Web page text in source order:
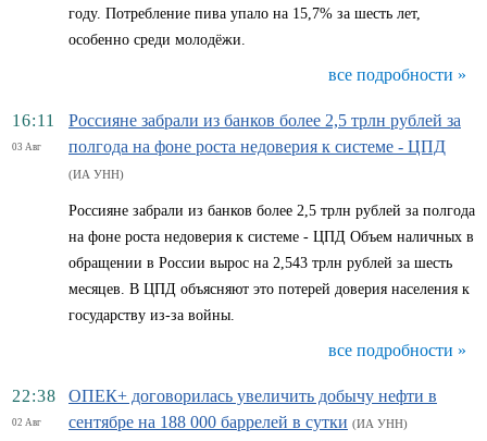
году. Потребление пива упало на 15,7% за шесть лет,
особенно среди молодёжи.
все подробности »
16:11
03 Авг
Россияне забрали из банков более 2,5 трлн рублей за
полгода на фоне роста недоверия к системе - ЦПД
(ИА УНН)
Россияне забрали из банков более 2,5 трлн рублей за полгода
на фоне роста недоверия к системе - ЦПД Объем наличных в
обращении в России вырос на 2,543 трлн рублей за шесть
месяцев. В ЦПД объясняют это потерей доверия населения к
государству из-за войны.
все подробности »
22:38
02 Авг
ОПЕК+ договорилась увеличить добычу нефти в
сентябре на 188 000 баррелей в сутки (ИА УНН)